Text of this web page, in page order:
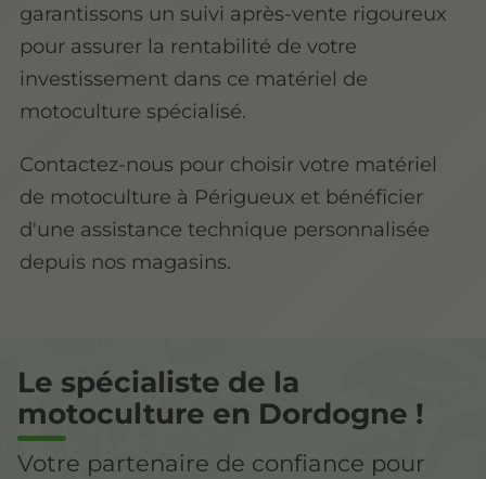
garantissons un suivi après-vente rigoureux
pour assurer la rentabilité de votre
investissement dans ce matériel de
motoculture spécialisé.
Contactez-nous pour choisir votre matériel
de motoculture à Périgueux et bénéficier
d'une assistance technique personnalisée
depuis nos magasins.
Le spécialiste de la
motoculture en Dordogne !
Votre partenaire de confiance pour